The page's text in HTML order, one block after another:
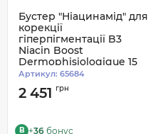
Бустер "Ніацинамід" для
корекції
гіперпігментації B3
Niacin Boost
Dermophisiologique 15
мл (0689)
Артикул: 65684
2 451 грн
B +36 бонус